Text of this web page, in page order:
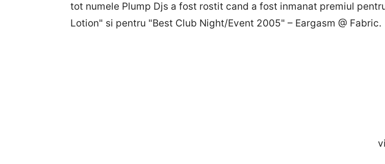
tot numele Plump Djs a fost rostit cand a fost inmanat premiul
Lotion" si pentru "Best Club Night/Event 2005" – Eargasm @ Fabric.
video: Plump Djs –